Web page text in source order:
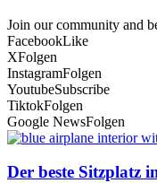
Join our community and
FacebookLike
XFolgen
InstagramFolgen
YoutubeSubscribe
TiktokFolgen
Google NewsFolgen
Der beste Sitzplatz